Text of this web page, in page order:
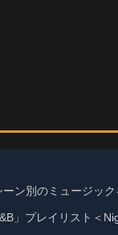
ーン別のミュージック
」プレイリスト＜